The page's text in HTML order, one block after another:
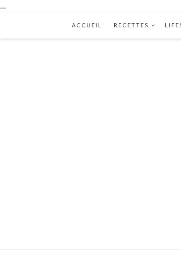
...
ACCUEIL RECETTES